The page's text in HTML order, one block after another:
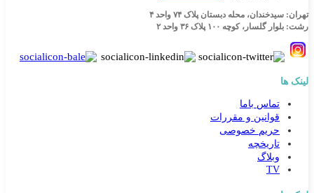
تهران: سیدخندان، محله دبستان پلاک ۷۴ واحد ۴
رشت: بلوار گلسار، کوچه ۱۰۰ پلاک ۳۶ واحد ۲
لینک ها
تماس باما
قوانین و مقررات
حریم خصوصی
تاریخچه
وبلاگ
TV